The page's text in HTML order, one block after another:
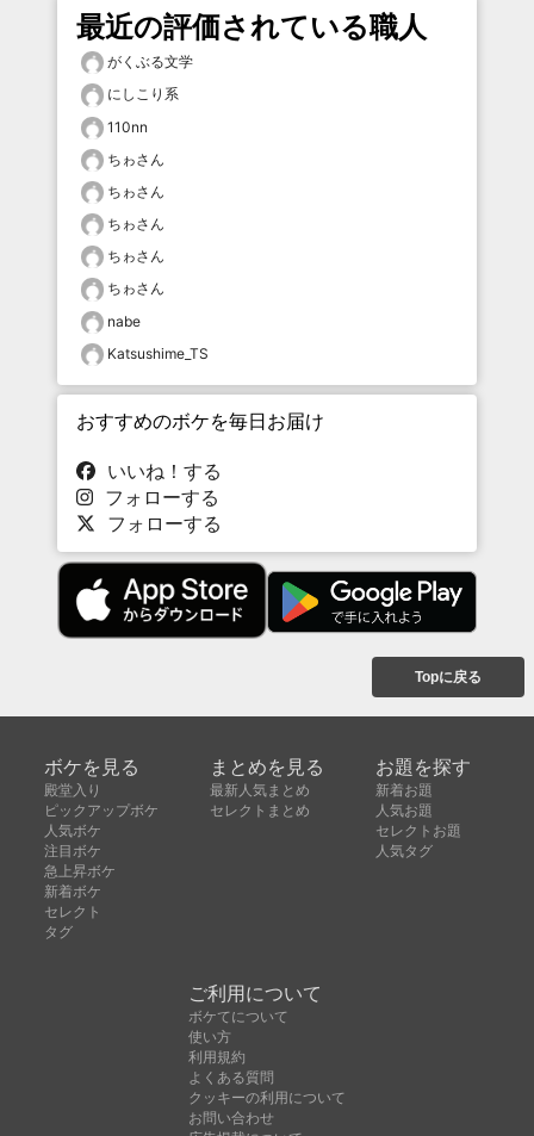
最近の評価されている職人
がくぶる文学
にしこり系
110nn
ちゎさん
ちゎさん
ちゎさん
ちゎさん
ちゎさん
nabe
Katsushime_TS
おすすめのボケを毎日お届け
いいね！する
フォローする
フォローする
Topに戻る
ボケを見る
殿堂入り
ピックアップボケ
人気ボケ
注目ボケ
急上昇ボケ
新着ボケ
セレクト
タグ
まとめを見る
最新人気まとめ
セレクトまとめ
お題を探す
新着お題
人気お題
セレクトお題
人気タグ
ご利用について
ボケてについて
使い方
利用規約
よくある質問
クッキーの利用について
お問い合わせ